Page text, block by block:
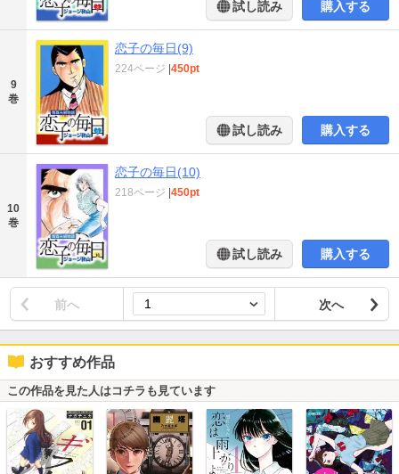
試し読み 購入する
9
巻
恋子の毎日(9)
224ページ 450pt
試し読み 購入する
10
巻
恋子の毎日(10)
218ページ 450pt
試し読み 購入する
前へ 次へ
おすすめ作品
この作品を見た人はコチラも見ています